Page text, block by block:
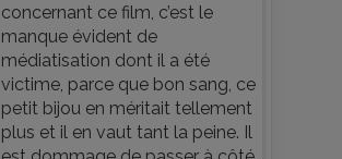
concernant ce film, c’est le
manque évident de
médiatisation dont il a été
victime, parce que bon sang, ce
petit bijou en méritait tellement
plus et il en vaut tant la peine. Il